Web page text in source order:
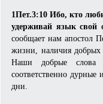
1Пет.3:10 Ибо, кто
удерживай язык свой
сообщает нам апостол
жизни, наличия
Наши добрые слова
соответственно
дни.